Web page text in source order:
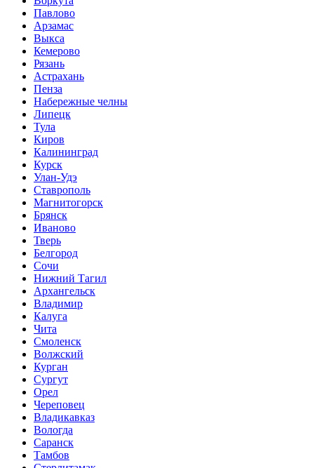
Павлово
Арзамас
Выкса
Кемерово
Рязань
Астрахань
Пенза
Набережные челны
Липецк
Тула
Киров
Калининград
Курск
Улан-Удэ
Ставрополь
Магнитогорск
Брянск
Иваново
Тверь
Белгород
Сочи
Нижний Тагил
Архангельск
Владимир
Калуга
Чита
Смоленск
Волжский
Курган
Сургут
Орел
Череповец
Владикавказ
Вологда
Саранск
Тамбов